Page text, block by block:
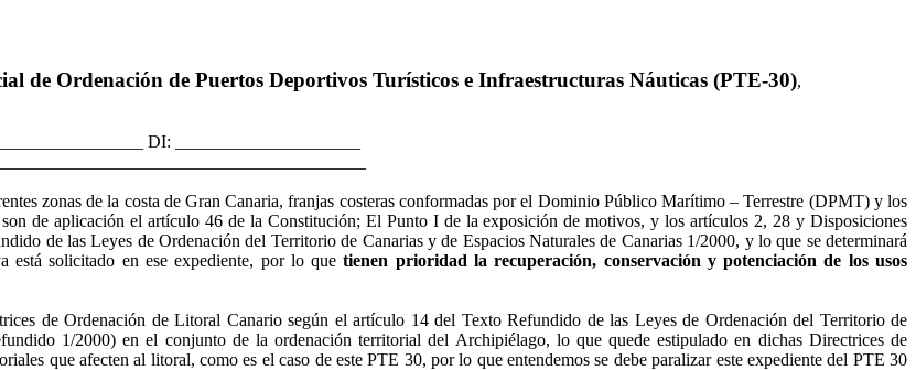
de Ordenación de Puertos Deportivos Turísticos e Infraestructuras Náuticas (PTE-30),
DI: _____________________
zonas de la costa de Gran Canaria, franjas costeras conformadas por el Dominio Público Marítimo – Terrestre (DPMT) y los
de aplicación el artículo 46 de la Constitución; El Punto I de la exposición de motivos, y los artículos 2, 28 y Disposiciones
de las Leyes de Ordenación del Territorio de Canarias y de Espacios Naturales de Canarias 1/2000, y lo que se determinará
está solicitado en ese expediente, por lo quetienen prioridad la recuperación, conservación y potenciación de los usos
de Ordenación de Litoral Canario según el artículo 14 del Texto Refundido de las Leyes de Ordenación del Territorio de
1/2000) en el conjunto de la ordenación territorial del Archipiélago, lo que quede estipulado en dichas Directrices de
que afecten al litoral, como es el caso de este PTE 30, por lo que entendemos se debe paralizar este expediente del PTE 30